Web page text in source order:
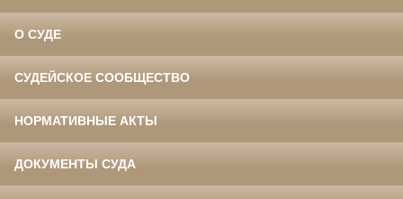
О СУДЕ
СУДЕЙСКОЕ СООБЩЕСТВО
НОРМАТИВНЫЕ АКТЫ
ДОКУМЕНТЫ СУДА